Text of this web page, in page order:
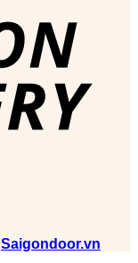
Saigondoor.vn